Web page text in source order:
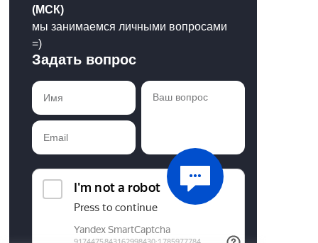
(МСК)
мы занимаемся личными вопросами
=)
Задать вопрос